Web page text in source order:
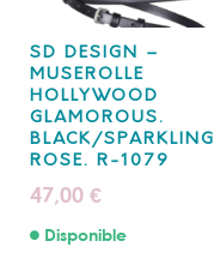
SD DESIGN –
MUSEROLLE
HOLLYWOOD
GLAMOROUS.
BLACK/SPARKLING
ROSE. R-1079
47,00 €
Disponible